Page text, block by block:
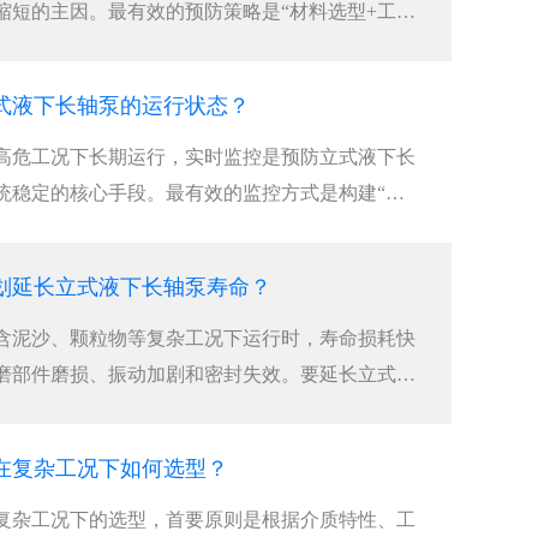
短的主因。‌最有效的预防策略是“材料选型+工况
液下长轴泵的运行状态？
危工况下长期运行，实时监控是预防立式液下长
稳定的核心手段。‌最有效的监控方式是构建“多
到主动预防的立式液下长轴泵运维升级‌。···
延长立式液下长轴泵寿命？
泥沙、颗粒物等复杂工况下运行时，寿命损耗快
部件磨损、振动加剧和密封失效‌。要延长立式液
命延长30%以上‌。···
杂工况下如何选型？
杂工况下的选型，‌首要原则是根据介质特性、工